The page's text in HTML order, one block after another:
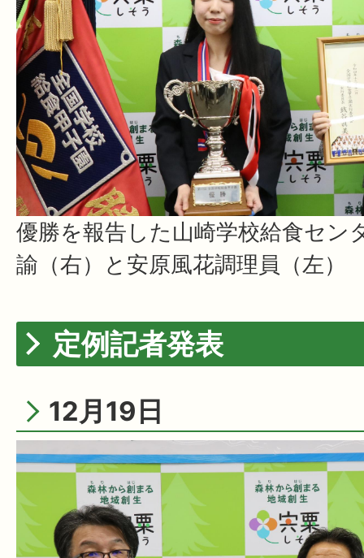
優勝を報告した山崎学校給食セン
諭（右）と安原風花調理員（左）
定例記者発表
12月19日